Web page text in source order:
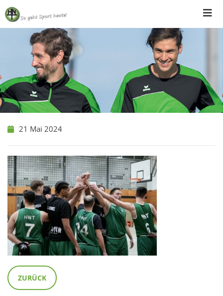
Skip
to
content
21 Mai 2024
ZURÜCK